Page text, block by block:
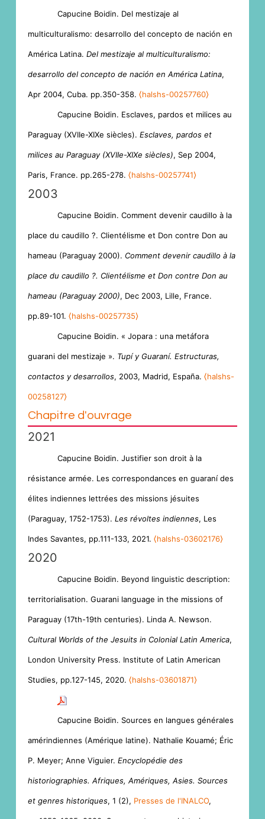
Capucine Boidin. Del mestizaje al
multiculturalismo: desarrollo del concepto de nación en
América Latina. Del mestizaje al multiculturalismo:
desarrollo del concepto de nación en América Latina,
Apr 2004, Cuba. pp.350-358. ⟨halshs-00257760⟩
Capucine Boidin. Esclaves, pardos et milices au
Paraguay (XVIIe-XIXe siècles). Esclaves, pardos et
milices au Paraguay (XVIIe-XIXe siècles), Sep 2004,
Paris, France. pp.265-278. ⟨halshs-00257741⟩
2003
Capucine Boidin. Comment devenir caudillo à la
place du caudillo ?. Clientélisme et Don contre Don au
hameau (Paraguay 2000). Comment devenir caudillo à la
place du caudillo ?. Clientélisme et Don contre Don au
hameau (Paraguay 2000), Dec 2003, Lille, France.
pp.89-101. ⟨halshs-00257735⟩
Capucine Boidin. « Jopara : una metáfora
guarani del mestizaje ». Tupí y Guaraní. Estructuras,
contactos y desarrollos, 2003, Madrid, España. ⟨halshs-
00258127⟩
Chapitre d'ouvrage
2021
Capucine Boidin. Justifier son droit à la
résistance armée. Les correspondances en guaraní des
élites indiennes lettrées des missions jésuites
(Paraguay, 1752-1753). Les révoltes indiennes, Les
Indes Savantes, pp.111-133, 2021. ⟨halshs-03602176⟩
2020
Capucine Boidin. Beyond linguistic description:
territorialisation. Guarani language in the missions of
Paraguay (17th-19th centuries). Linda A. Newson.
Cultural Worlds of the Jesuits in Colonial Latin America,
London University Press. Institute of Latin American
Studies, pp.127-145, 2020. ⟨halshs-03601871⟩
Capucine Boidin. Sources en langues générales
amérindiennes (Amérique latine). Nathalie Kouamé; Éric
P. Meyer; Anne Viguier. Encyclopédie des
historiographies. Afriques, Amériques, Asies. Sources
et genres historiques, 1 (2), Presses de l'INALCO,